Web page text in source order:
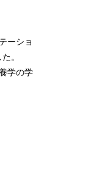
ーショ
。
学の学